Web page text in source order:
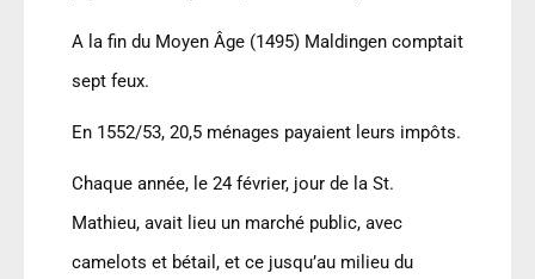
A la fin du Moyen Âge (1495) Maldingen comptait
sept feux.
En 1552/53, 20,5 ménages payaient leurs impôts.
Chaque année, le 24 février, jour de la St.
Mathieu, avait lieu un marché public, avec
camelots et bétail, et ce jusqu’au milieu du